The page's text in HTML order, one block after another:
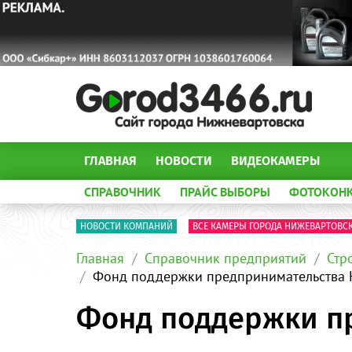
ГЛАВНАЯ НОВОСТИ ВИДЕОКАМЕРЫ
СПРАВОЧНИК ПРАЙС ВЫБОРЫ
НОВОСТИ КОМПАНИЙ ВСЕ КАМЕРЫ ГОРОДА
Главная Справочник предприятий
Фонд поддержки
Фонд поддержки